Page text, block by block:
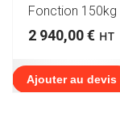
Fonction 150kg
2 940,00€ HT
Ajouter au devis